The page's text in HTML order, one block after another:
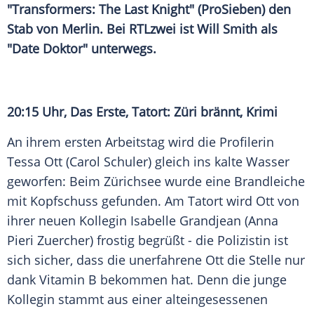
"Transformers: The Last Knight" (ProSieben) den
Stab von Merlin. Bei RTLzwei istWill Smith als
"Date Doktor" unterwegs.
20:15 Uhr, Das Erste, Tatort: Züri brännt, Krimi
An ihrem ersten Arbeitstag wird die Profilerin
Tessa Ott (Carol Schuler) gleich ins kalte Wasser
geworfen: Beim Zürichsee wurde eine Brandleiche
mit Kopfschuss gefunden. Am Tatort wird Ott von
ihrer neuen Kollegin Isabelle Grandjean (Anna
Pieri Zuercher) frostig begrüßt - die Polizistin ist
sich sicher, dass die unerfahrene Ott die Stelle nur
dank Vitamin B bekommen hat. Denn die junge
Kollegin stammt aus einer alteingesessenen